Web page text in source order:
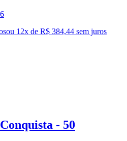
ou 12x de R$ 384,44 sem juros
- 50